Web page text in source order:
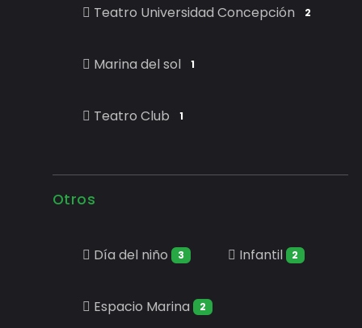
Teatro Universidad Concepción 2
Marina del sol 1
Teatro Club 1
Otros
Día del niño 3 Infantil 2
Espacio Marina 2